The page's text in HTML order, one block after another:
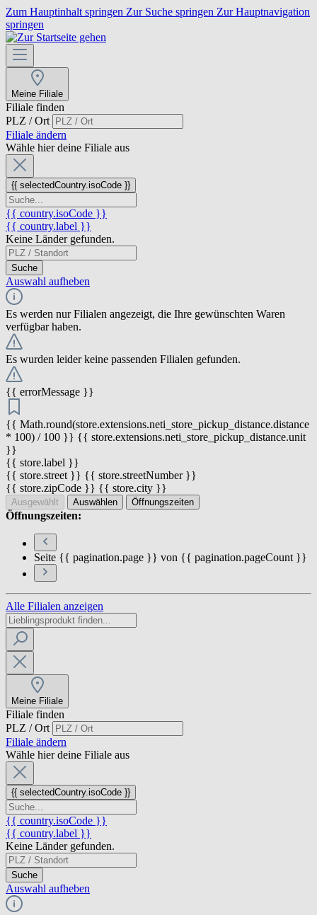
Zum Hauptinhalt springen Zur Suche springen Zur Hauptnavigation
springen
Meine Filiale
Filiale finden
PLZ / Ort
Filiale ändern
Wähle hier deine Filiale aus
{{ selectedCountry.isoCode }}
{{ country.isoCode }}
{{ country.label }}
Keine Länder gefunden.
Suche
Auswahl aufheben
Es werden nur Filialen angezeigt, die Ihre gewünschten Waren
verfügbar haben.
Es wurden leider keine passenden Filialen gefunden.
{{ errorMessage }}
{{ Math.round(store.extensions.neti_store_pickup_distance.distance
* 100) / 100 }} {{ store.extensions.neti_store_pickup_distance.unit
}}
{{ store.label }}
{{ store.street }} {{ store.streetNumber }}
{{ store.zipCode }} {{ store.city }}
Ausgewählt Auswählen Öffnungszeiten
Öffnungszeiten:
Seite {{ pagination.page }} von {{ pagination.pageCount }}
Alle Filialen anzeigen
Meine Filiale
Filiale finden
PLZ / Ort
Filiale ändern
Wähle hier deine Filiale aus
{{ selectedCountry.isoCode }}
{{ country.isoCode }}
{{ country.label }}
Keine Länder gefunden.
Suche
Auswahl aufheben